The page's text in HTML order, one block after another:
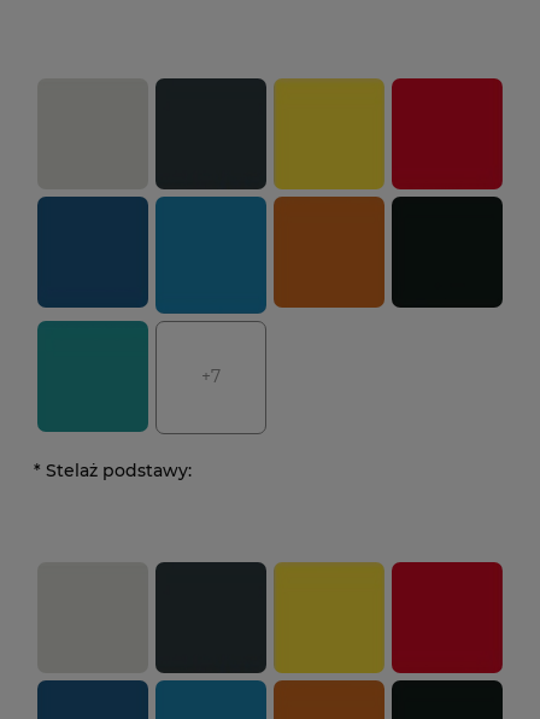
+7
* Stelaż podstawy: